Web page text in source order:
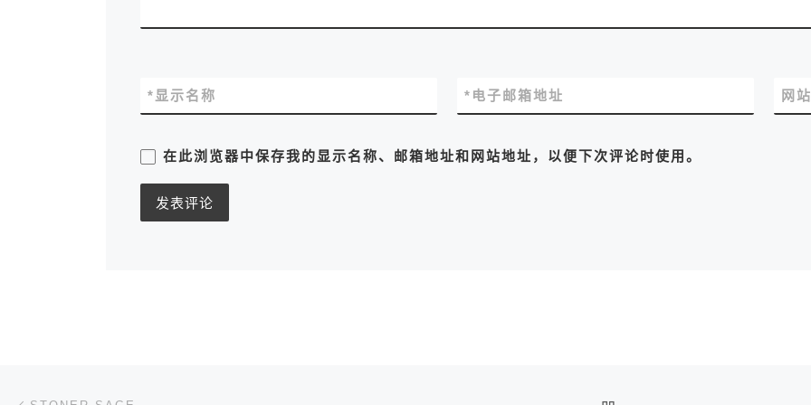
显示名称
* 电子邮箱地址
* 网
在此浏览器中保存我的显示名称、邮箱地址和网站地址，以便下次评论时使用。
文章导航